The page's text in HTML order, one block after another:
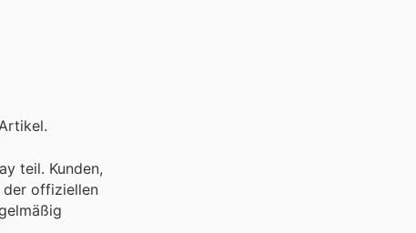
teil. Kunden,
der offiziellen